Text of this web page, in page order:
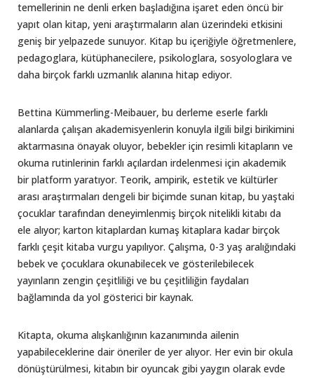
temellerinin ne denli erken başladığına işaret eden öncü bir
yapıt olan kitap, yeni araştırmaların alan üzerindeki etkisini
geniş bir yelpazede sunuyor. Kitap bu içeriğiyle öğretmenlere,
pedagoglara, kütüphanecilere, psikologlara, sosyologlara ve
daha birçok farklı uzmanlık alanına hitap ediyor.
Bettina Kümmerling-Meibauer, bu derleme eserle farklı
alanlarda çalışan akademisyenlerin konuyla ilgili bilgi birikimini
aktarmasına önayak oluyor, bebekler için resimli kitapların ve
okuma rutinlerinin farklı açılardan irdelenmesi için akademik
bir platform yaratıyor. Teorik, ampirik, estetik ve kültürler
arası araştırmaları dengeli bir biçimde sunan kitap, bu yaştaki
çocuklar tarafından deneyimlenmiş birçok nitelikli kitabı da
ele alıyor; karton kitaplardan kumaş kitaplara kadar birçok
farklı çeşit kitaba vurgu yapılıyor. Çalışma, 0-3 yaş aralığındaki
bebek ve çocuklara okunabilecek ve gösterilebilecek
yayınların zengin çeşitliliği ve bu çeşitliliğin faydaları
bağlamında da yol gösterici bir kaynak.
Kitapta, okuma alışkanlığının kazanımında ailenin
yapabileceklerine dair öneriler de yer alıyor. Her evin bir okula
dönüştürülmesi, kitabın bir oyuncak gibi yaygın olarak evde